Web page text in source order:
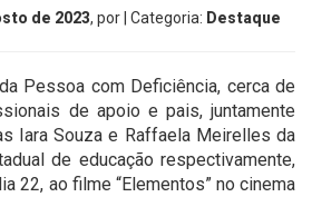
de 2023, por | Categoria: Destaque
Pessoa com Deficiência, cerca de
de apoio e pais, juntamente
Iara Souza e Raffaela Meirelles da
de educação respectivamente,
22, ao filme “Elementos” no cinema